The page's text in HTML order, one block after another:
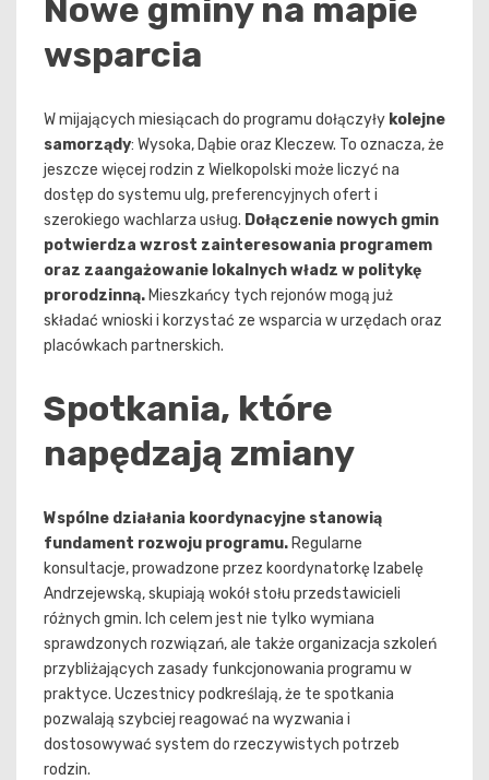
Nowe gminy na mapie
wsparcia
W mijających miesiącach do programu dołączyły kolejne
samorządy: Wysoka, Dąbie oraz Kleczew. To oznacza, że
jeszcze więcej rodzin z Wielkopolski może liczyć na
dostęp do systemu ulg, preferencyjnych ofert i
szerokiego wachlarza usług. Dołączenie nowych gmin
potwierdza wzrost zainteresowania programem
oraz zaangażowanie lokalnych władz w politykę
prorodzinną. Mieszkańcy tych rejonów mogą już
składać wnioski i korzystać ze wsparcia w urzędach oraz
placówkach partnerskich.
Spotkania, które
napędzają zmiany
Wspólne działania koordynacyjne stanowią
fundament rozwoju programu. Regularne
konsultacje, prowadzone przez koordynatorkę Izabelę
Andrzejewską, skupiają wokół stołu przedstawicieli
różnych gmin. Ich celem jest nie tylko wymiana
sprawdzonych rozwiązań, ale także organizacja szkoleń
przybliżających zasady funkcjonowania programu w
praktyce. Uczestnicy podkreślają, że te spotkania
pozwalają szybciej reagować na wyzwania i
dostosowywać system do rzeczywistych potrzeb
rodzin.